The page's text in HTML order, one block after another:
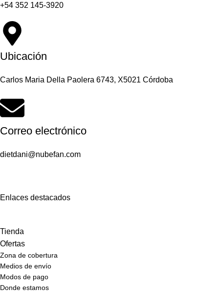
+54 352 145-3920
Ubicación
Carlos Maria Della Paolera 6743, X5021 Córdoba
Correo electrónico
dietdani@nubefan.com
Enlaces destacados
Tienda
Ofertas
Zona de cobertura
Medios de envío
Modos de pago
Donde estamos